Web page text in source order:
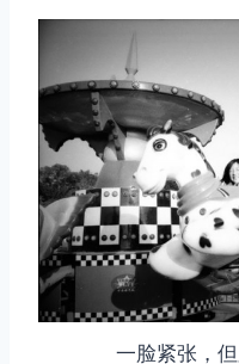
一脸紧张，